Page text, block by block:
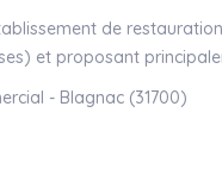
de
et proposant
- Blagnac (31700)